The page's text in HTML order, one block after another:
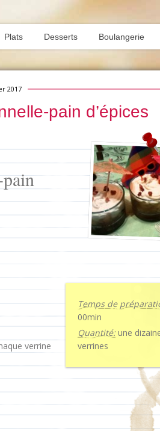
Plats Desserts Boulangerie
2017
pain d’épices
Temps de
00min
Quantité: une
verrines
verrine